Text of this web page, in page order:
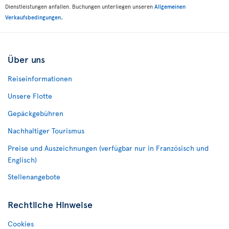
Dienstleistungen anfallen. Buchungen unterliegen unseren Allgemeinen
Verkaufsbedingungen.
Über uns
Reiseinformationen
Unsere Flotte
Gepäckgebühren
Nachhaltiger Tourismus
Preise und Auszeichnungen (verfügbar nur in Französisch und
Englisch)
Stellenangebote
Rechtliche Hinweise
Cookies